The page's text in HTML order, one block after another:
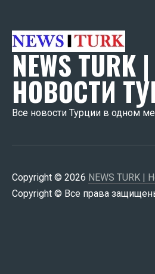
NEWS TURK |
НОВОСТИ
Все новости Турции в одном
Copyright © 2026 NEWS TURK |
Copyright © Все права